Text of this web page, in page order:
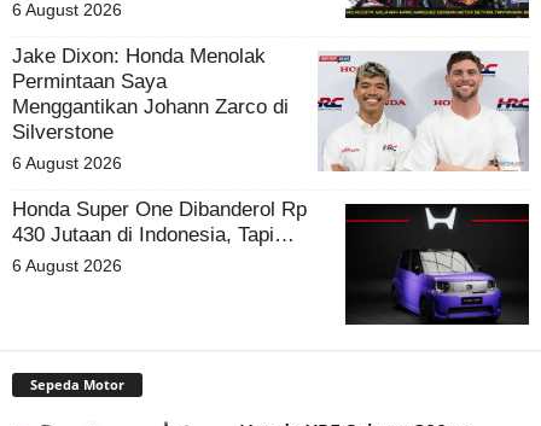
6 August 2026
Jake Dixon: Honda Menolak
Permintaan Saya
Menggantikan Johann Zarco di
Silverstone
6 August 2026
Honda Super One Dibanderol Rp
430 Jutaan di Indonesia, Tapi…
6 August 2026
Sepeda Motor